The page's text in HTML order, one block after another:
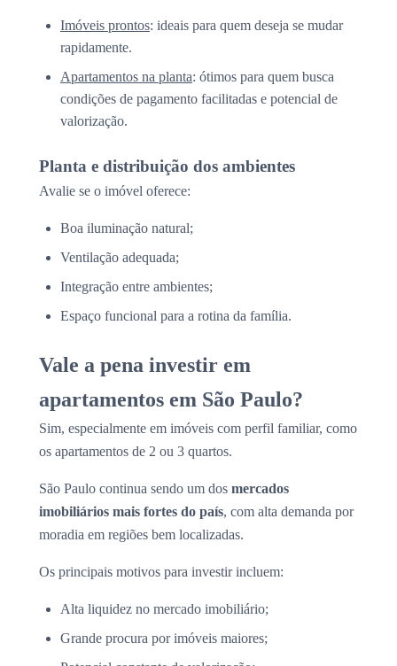
Imóveis prontos: ideais para quem deseja se mudar
rapidamente.
Apartamentos na planta: ótimos para quem busca
condições de pagamento facilitadas e potencial de
valorização.
Planta e distribuição dos ambientes
Avalie se o imóvel oferece:
Boa iluminação natural;
Ventilação adequada;
Integração entre ambientes;
Espaço funcional para a rotina da família.
Vale a pena investir em
apartamentos em São Paulo?
Sim, especialmente em imóveis com perfil familiar, como
os apartamentos de 2 ou 3 quartos.
São Paulo continua sendo um dos mercados
imobiliários mais fortes do país, com alta demanda por
moradia em regiões bem localizadas.
Os principais motivos para investir incluem:
Alta liquidez no mercado imobiliário;
Grande procura por imóveis maiores;